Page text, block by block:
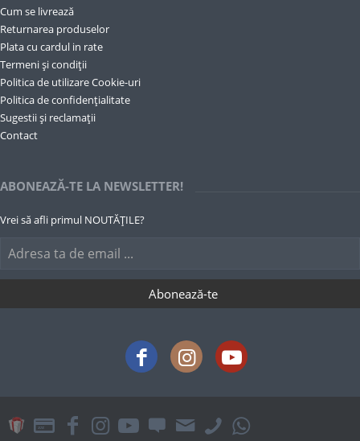
Cum se livrează
Returnarea produselor
Plata cu cardul in rate
Termeni și condiții
Politica de utilizare Cookie-uri
Politica de confidențialitate
Sugestii și reclamații
Contact
ABONEAZĂ-TE LA NEWSLETTER!
Vrei să afli primul NOUTĂȚILE?